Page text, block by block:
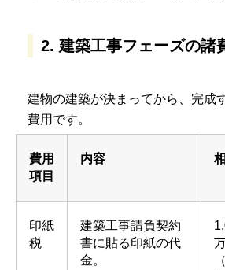
2. 建築工事フェーズの諸
建物の建築が決まってから、完成
費用です。
費用
項目
内容
印紙
税
建築工事請負契約
書に貼る印紙の代
金。